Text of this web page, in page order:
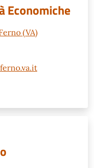
Economiche
(VA)